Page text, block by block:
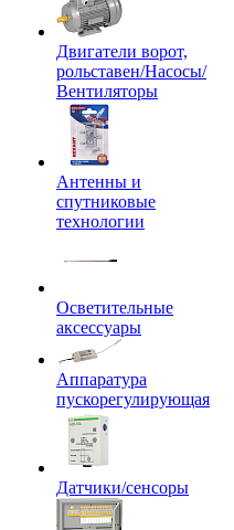
Двигатели ворот,
рольставен/Насосы/
Вентиляторы
Антенны и
спутниковые
технологии
Осветительные
аксессуары
Аппаратура
пускорегулирующая
Датчики/сенсоры